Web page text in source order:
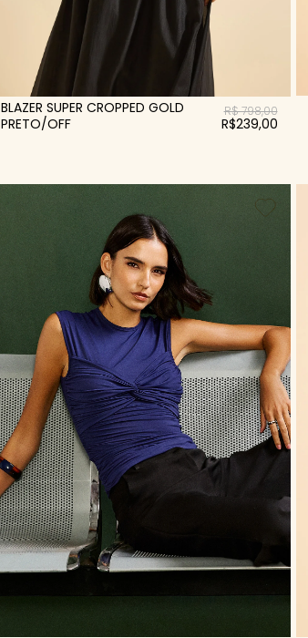
BLAZER SUPER CROPPED GOLD
PRETO/OFF
R$ 798,00
R$239,00